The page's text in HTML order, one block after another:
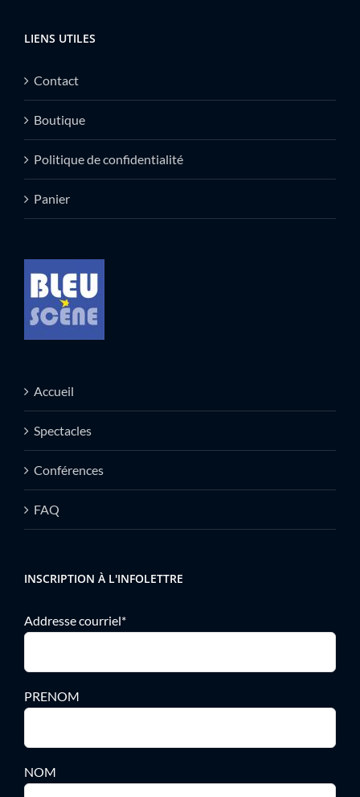
LIENS UTILES
Contact
Boutique
Politique de confidentialité
Panier
Accueil
Spectacles
Conférences
FAQ
INSCRIPTION À L'INFOLETTRE
Addresse courriel*
PRENOM
NOM